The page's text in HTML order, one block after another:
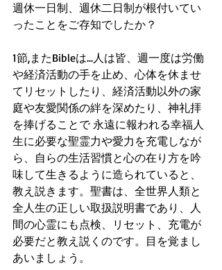
週休一日制、週休二日制が根付いてい
ったことをご存知でしたか？
1節,またBibleは...人は皆、週一度は労働
や経済活動の手を止め、心体を休ませ
てリセットしたり、経済活動以外の家
庭や友愛関係の絆を深めたり、神礼拝
を捧げることで 永遠に報われる幸福人
生に必要な聖霊力や愛力を充電しなが
ら、自らの生活習慣と心の在り方を吟
味して生きるように造られていると、
教え説きます。聖書は、全世界人類と
全人生の正しい取扱説明書であり、人
間の心霊にも点検、リセット、充電が
必要だと教え説くのです。目を覚まし
あいましょう。